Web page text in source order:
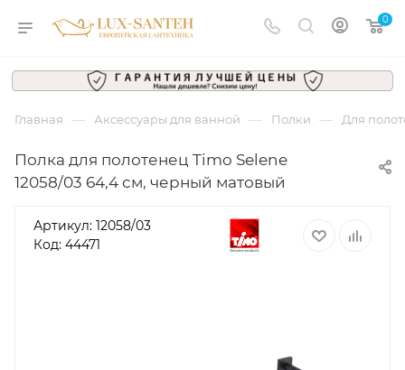
0
Главная — Аксессуары для ванной — Полки — Для
Полка для полотенец Timo Selene
12058/03 64,4 см, черный матовый
Артикул: 12058/03
Код: 44471